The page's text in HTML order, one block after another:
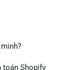
toán Shopify